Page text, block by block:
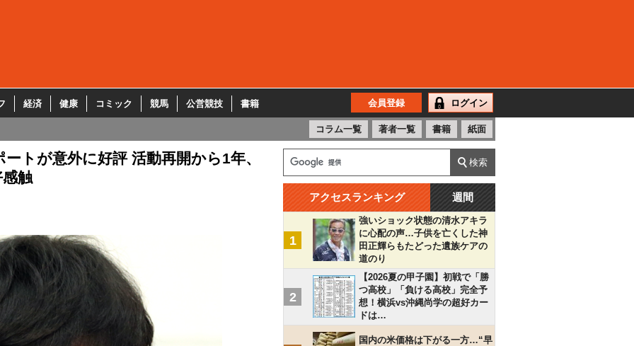
経済 健康 コミック 競馬 公営競技 書籍 会員登録 ログイン
コラム一覧 著者一覧 書籍 紙面
トが意外に好評 活動再開から1年、
触
アクセスランキング 週間
1
強いショック状態の清水アキラ
に心配の声…子供を亡くした神
田正輝らもたどった遺族ケアの
道のり
2
【2026夏の甲子園】初戦で「勝
つ高校」「負ける高校」完全予
想！横浜vs沖縄尚学の超好カー
ドは…
国内の米価格は下がる一方…“早